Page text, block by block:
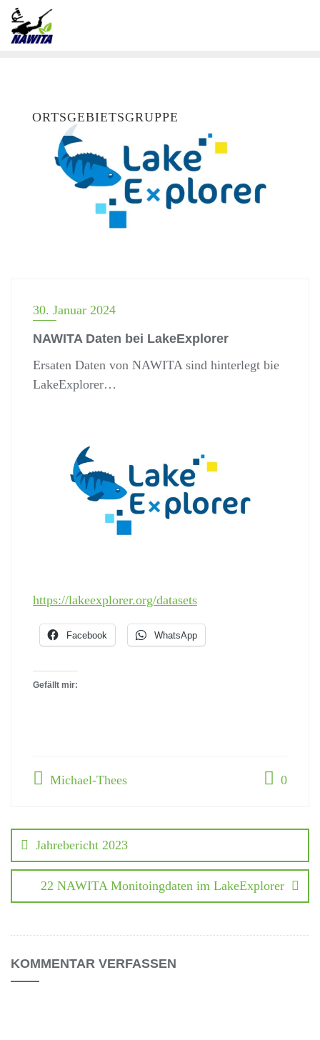
ORTSGEBIETSGRUPPE
30. Januar 2024
NAWITA Daten bei LakeExplorer
Ersaten Daten von NAWITA sind hinterlegt bie
LakeExplorer…
https://lakeexplorer.org/datasets
Facebook WhatsApp
Gefällt mir:
Michael-Thees 0
Jahrebericht 2023
22 NAWITA Monitoingdaten im LakeExplorer
KOMMENTAR VERFASSEN